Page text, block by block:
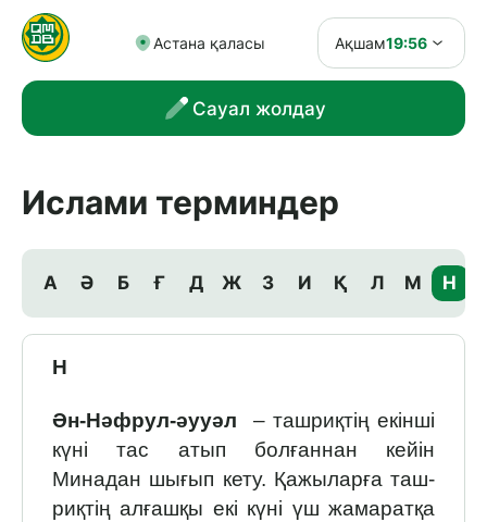
Астана қаласы Ақшам19:56
Сауал жолдау
Ислами терминдер
А Ә Б Ғ Д Ж З И Қ Л М Н
Н
Ән-Нәфрул-әууәл – ташриқтің екінші
күні тас атып болғаннан кейін
Минадан шығып кету. Қажыларға таш­
риқтің алғашқы екі күні үш жамаратқа